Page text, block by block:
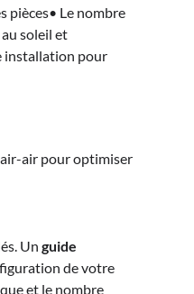
pièces• Le nombre
soleil et
installation pour
air-air pour optimiser
Un guide
de votre
et le nombre